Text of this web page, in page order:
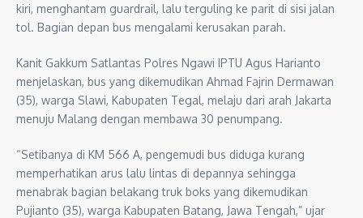
kiri, menghantam guardrail, lalu terguling ke parit di sisi jalan
tol. Bagian depan bus mengalami kerusakan parah.
Kanit Gakkum Satlantas Polres Ngawi IPTU Agus Harianto
menjelaskan, bus yang dikemudikan Ahmad Fajrin Dermawan
(35), warga Slawi, Kabupaten Tegal, melaju dari arah Jakarta
menuju Malang dengan membawa 30 penumpang.
“Setibanya di KM 566 A, pengemudi bus diduga kurang
memperhatikan arus lalu lintas di depannya sehingga
menabrak bagian belakang truk boks yang dikemudikan
Pujianto (35), warga Kabupaten Batang, Jawa Tengah,” ujar